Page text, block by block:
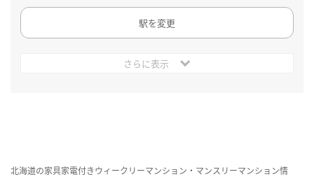
駅を変更
さらに表示
北海道の家具家電付きウィークリーマンション・マンスリーマンション情